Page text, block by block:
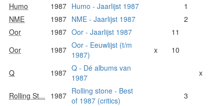
Humo
1987 Humo - Jaarlijst 1987
1
NME
1987 NME - Jaarlijst 1987
2
Oor
1987 Oor - Jaarlijst 1987
11
Oor
1987 Oor - Eeuwlijst (t/m
1987)
x 10
Q 1987 Q - Dé albums van
1987
x
Rolling St... 1987 Rolling stone - Best
of 1987 (critics)
3